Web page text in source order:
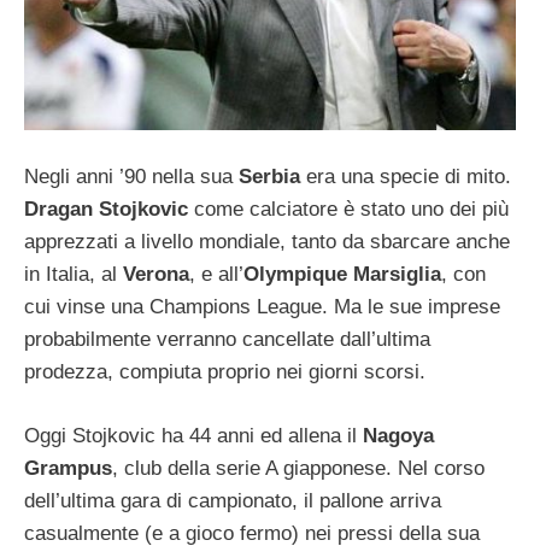
Negli anni ’90 nella sua Serbia era una specie di mito.
Dragan Stojkovic come calciatore è stato uno dei più
apprezzati a livello mondiale, tanto da sbarcare anche
in Italia, al Verona, e all’Olympique Marsiglia, con
cui vinse una Champions League. Ma le sue imprese
probabilmente verranno cancellate dall’ultima
prodezza, compiuta proprio nei giorni scorsi.
Oggi Stojkovic ha 44 anni ed allena il Nagoya
Grampus, club della serie A giapponese. Nel corso
dell’ultima gara di campionato, il pallone arriva
casualmente (e a gioco fermo) nei pressi della sua